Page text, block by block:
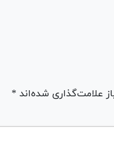
علامت‌گذاری شده‌اند *